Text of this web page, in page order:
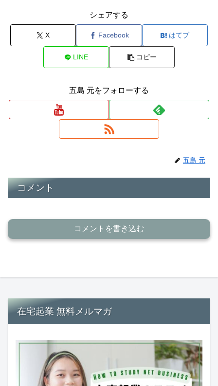
シェアする
X Facebook はてブ
LINE コピー
五島 元をフォローする
五島 元
コメント
コメントを書き込む
在宅起業 無料メルマガ